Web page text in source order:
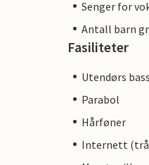
Senger for
Antall barn
Fasiliteter
Utendørs
Parabol
Hårføner
Internett